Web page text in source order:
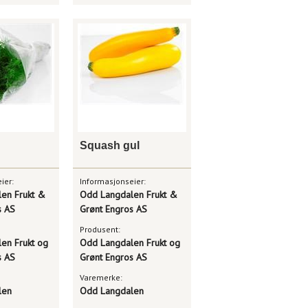
Frukt &
AS
Frukt og
AS
Squash gul
Informasjonseier:
Odd Langdalen Frukt &
Grønt Engros AS
Produsent:
Odd Langdalen Frukt og
Grønt Engros AS
Varemerke:
Odd Langdalen